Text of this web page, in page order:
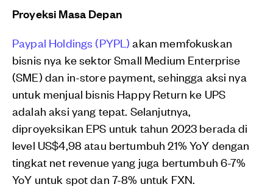
Proyeksi Masa Depan
Paypal Holdings (PYPL) akan memfokuskan
bisnis nya ke sektor Small Medium Enterprise
(SME) dan in-store payment, sehingga aksi nya
untuk menjual bisnis Happy Return ke UPS
adalah aksi yang tepat. Selanjutnya,
diproyeksikan EPS untuk tahun 2023 berada di
level US$4,98 atau bertumbuh 21% YoY dengan
tingkat net revenue yang juga bertumbuh 6-7%
YoY untuk spot dan 7-8% untuk FXN.